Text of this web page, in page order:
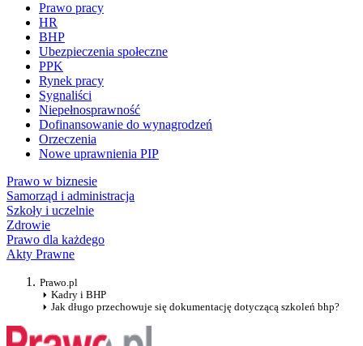
Prawo pracy
HR
BHP
Ubezpieczenia społeczne
PPK
Rynek pracy
Sygnaliści
Niepełnosprawność
Dofinansowanie do wynagrodzeń
Orzeczenia
Nowe uprawnienia PIP
Prawo w biznesie
Samorząd i administracja
Szkoły i uczelnie
Zdrowie
Prawo dla każdego
Akty Prawne
Prawo.pl
Kadry i BHP
Jak długo przechowuje się dokumentację dotyczącą szkoleń bhp?